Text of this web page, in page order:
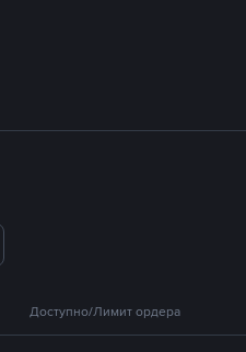
Доступно/Лимит ордера